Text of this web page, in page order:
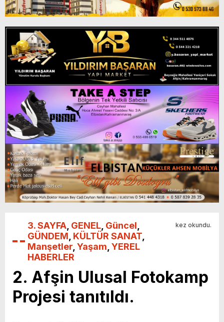
3. SAYFA GENEL Güncel
GÜNDEM KÜLTÜR SANAT
Manşetler Yaşam YEREL
HABERLER
kez okundu.
2. Afşin Ulusal Fotokamp
Projesi tanıtıldı.